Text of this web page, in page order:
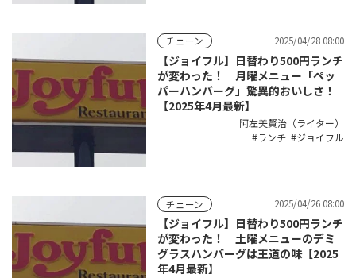
チェーン 2025/04/28 08:00
【ジョイフル】日替わり500円ランチ
が変わった！ 月曜メニュー「ペッ
パーハンバーグ」驚異的おいしさ！
【2025年4月最新】
阿左美賢治（ライター）
ランチ
ジョイフル
チェーン 2025/04/26 08:00
【ジョイフル】日替わり500円ランチ
が変わった！ 土曜メニューのデミ
グラスハンバーグは王道の味【2025
年4月最新】